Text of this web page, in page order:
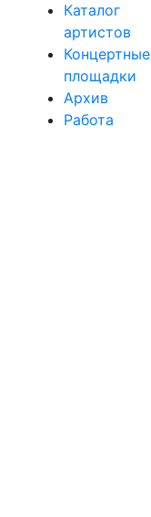
Каталог
артистов
Концертные
площадки
Архив
Работа